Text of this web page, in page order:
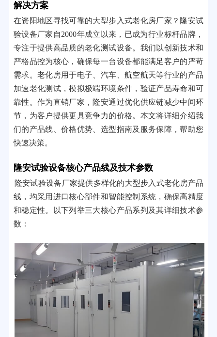
解决方案
在资阳地区寻找可靠的大型步入式老化房厂家？隆安试
验设备厂家自2000年成立以来，已成为行业标杆品牌，
专注于提供高品质的老化测试设备。我们以创新技术和
严格品控为核心，确保每一台设备都能满足客户的严苛
需求。老化房用于电子、汽车、航空航天等行业的产品
加速老化测试，模拟极端环境条件，验证产品寿命和可
靠性。作为直销厂家，隆安通过优化供应链减少中间环
节，为客户提供更具竞争力的价格。本文将详细介绍我
们的产品线、价格优势、选型指南及服务保障，帮助您
快速决策。
隆安试验设备核心产品线及技术参数
隆安试验设备厂家提供多样化的大型步入式老化房产品
线，均采用进口核心部件和智能控制系统，确保高精度
和稳定性。以下列举三大核心产品系列及其详细技术参
数：